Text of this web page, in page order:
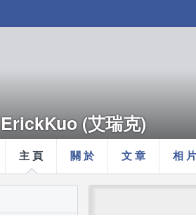
主 頁 關 於 文 章 相 片
ErickKuo (艾瑞克)